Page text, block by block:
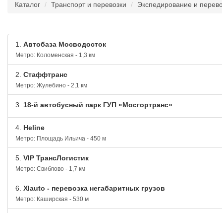
Каталог Транспорт и перевозки Экспедирование и
1. Автобаза Мосводосток
Метро: Коломенская - 1,3 км
2. Стаффтранс
Метро: Жулебино - 2,1 км
3. 18-й автобусный парк ГУП «Мосгортранс»
4. Heline
Метро: Площадь Ильича - 450 м
5. VIP ТрансЛогистик
Метро: Свиблово - 1,7 км
6. Xlauto - перевозка негабаритных грузов
Метро: Каширская - 530 м